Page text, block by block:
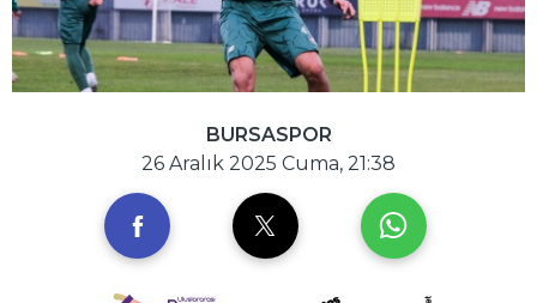
BURSASPOR
26 Aralık 2025 Cuma, 21:38